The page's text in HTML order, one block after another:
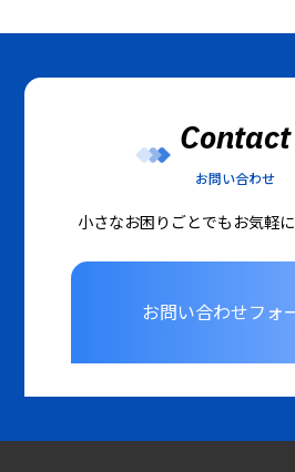
Contact
お問い合わせ
小さなお困りごとでもお気軽
お問い合わせフォ